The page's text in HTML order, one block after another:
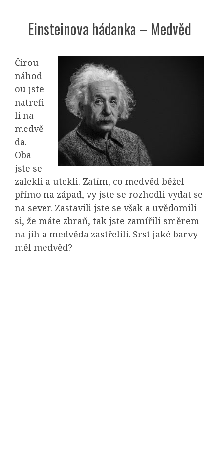
Einsteinova hádanka – Medvěd
Čirou
náhod
ou jste
natrefi
li na
medvě
da.
Oba
jste se
zalekli a utekli. Zatím, co medvěd běžel
přímo na západ, vy jste se rozhodli vydat se
na sever. Zastavili jste se však a uvědomili
si, že máte zbraň, tak jste zamířili směrem
na jih a medvěda zastřelili. Srst jaké barvy
měl medvěd?